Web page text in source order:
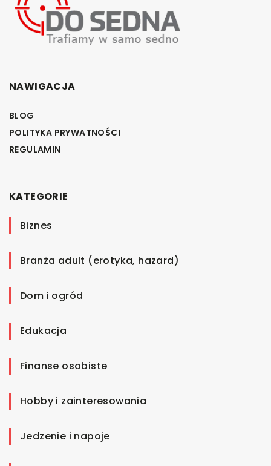
NAWIGACJA
BLOG
POLITYKA PRYWATNOŚCI
REGULAMIN
KATEGORIE
Biznes
Branża adult (erotyka, hazard)
Dom i ogród
Edukacja
Finanse osobiste
Hobby i zainteresowania
Jedzenie i napoje